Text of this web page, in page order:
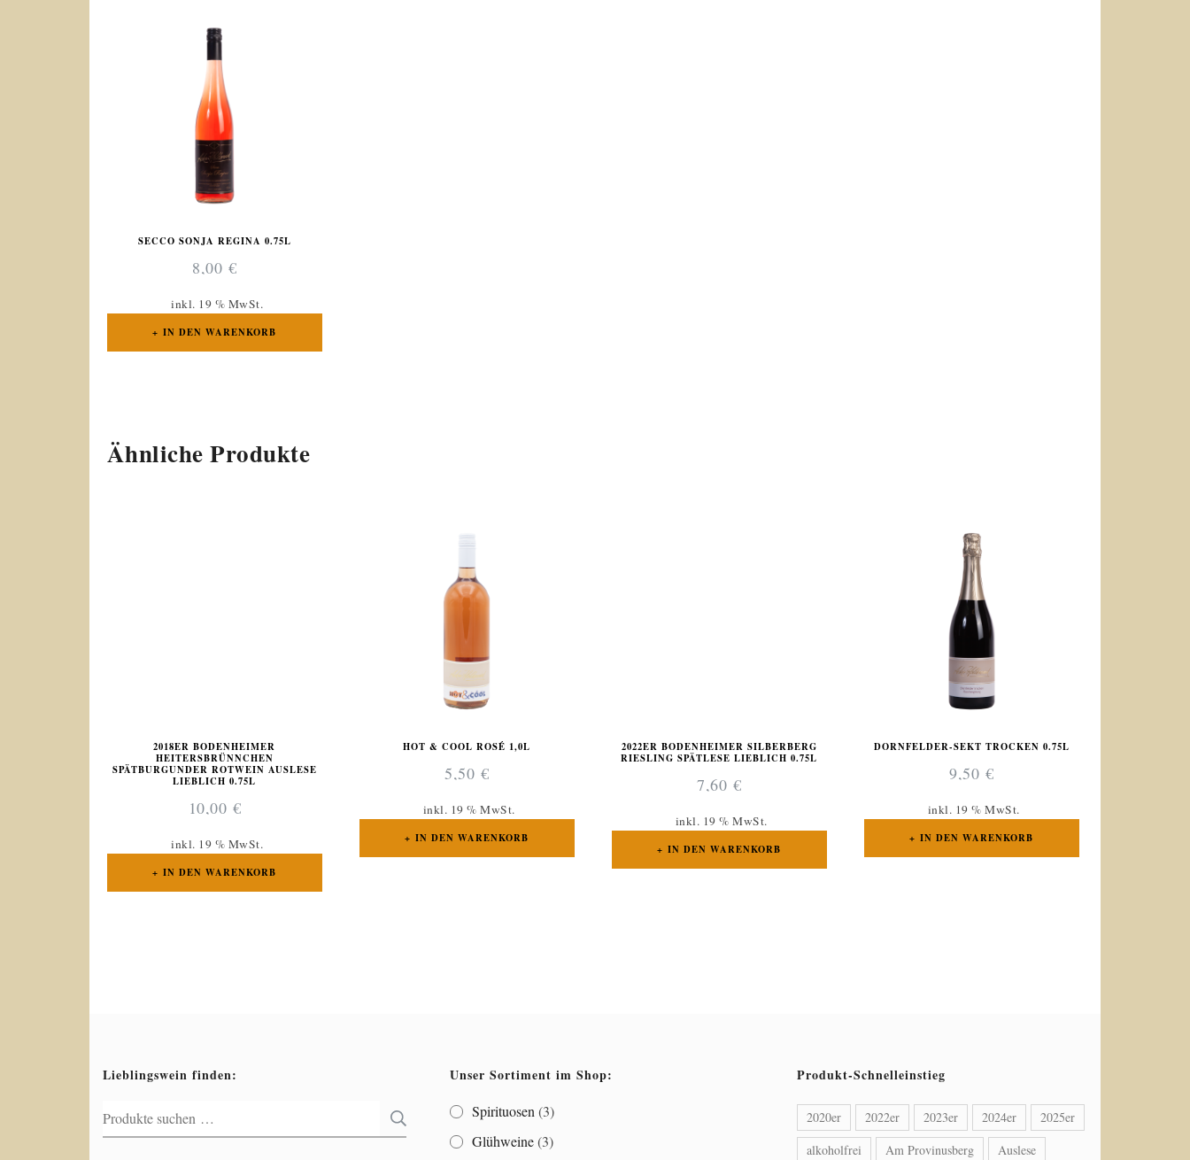
SECCO SONJA REGINA 0.75L
8,00 €
inkl. 19 % MwSt.
IN DEN WARENKORB
Ähnliche Produkte
2018ER BODENHEIMER
HEITERSBRÜNNCHEN
SPÄTBURGUNDER ROTWEIN AUSLESE
LIEBLICH 0.75L
10,00 €
inkl. 19 % MwSt.
IN DEN WARENKORB
HOT & COOL ROSÉ 1,0L
5,50 €
inkl. 19 % MwSt.
IN DEN WARENKORB
2022ER BODENHEIMER SILBERBERG
RIESLING SPÄTLESE LIEBLICH 0.75L
7,60 €
inkl. 19 % MwSt.
IN DEN WARENKORB
DORNFELDER-SEKT TROCKEN 0.75L
9,50 €
inkl. 19 % MwSt.
IN DEN WARENKORB
Lieblingswein finden:
Suchen
nach:
SUCHEN
Unser Sortiment im Shop:
Spirituosen (3)
Glühweine(3)
Produkt-Schnelleinstieg
2020er 2022er 2023er 2024er
2025er
alkoholfrei
Am Provinusberg
Auslese